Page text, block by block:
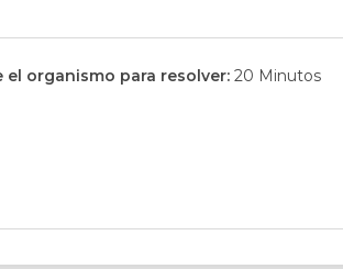
el organismo para resolver: 20 Minutos